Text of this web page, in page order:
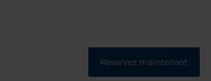
Réservez maintenant